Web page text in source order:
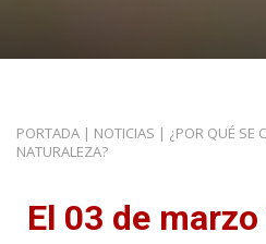
PORTADA | NOTICIAS | ¿POR QUÉ SE
NATURALEZA?
El 03 de marzo